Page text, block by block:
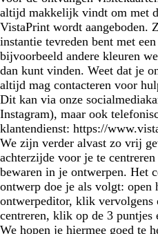
altijd makkelijk vindt om met
VistaPrint wordt aangeboden.
instantie tevreden bent met
bijvoorbeeld andere kleuren
dan kunt vinden. Weet dat je
altijd mag contacteren voor
Dit kan via onze
Instagram), maar ook
klantendienst: https://
We zijn verder alvast zo vrij
achterzijde voor je te
bewaren in je ontwerpen. Het
ontwerp doe je als volgt: open
ontwerpeditor, klik
centreren, klik op de 3
We hopen je hiermee goed te